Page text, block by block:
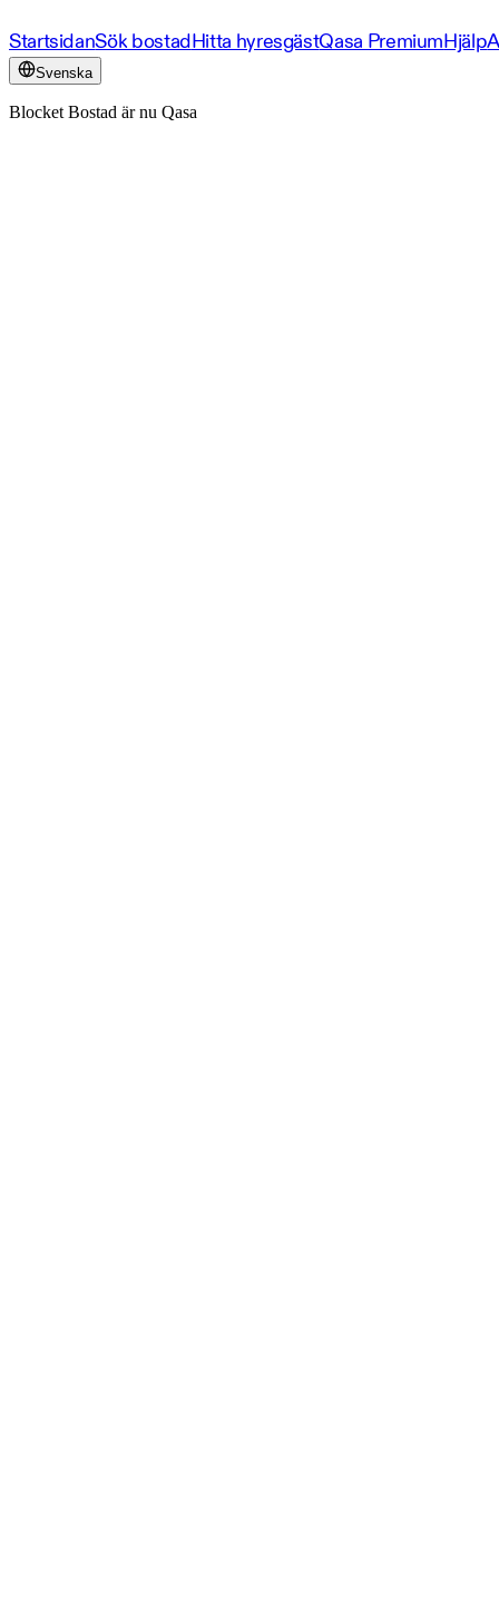
StartsidanSök bostadHitta hyresgästQasa PremiumHjälp
Svenska
Blocket Bostad är nu Qasa